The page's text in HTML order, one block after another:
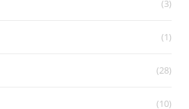
(3)
(1)
(28)
(10)